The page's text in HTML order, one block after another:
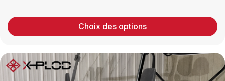
450.00 $
Choix des options